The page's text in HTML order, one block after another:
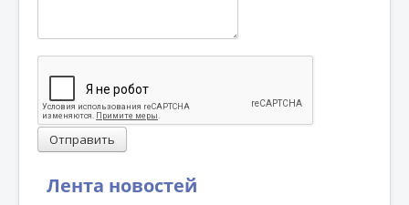
Лента новостей
Отправить